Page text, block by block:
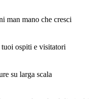
man mano che cresci
ospiti e visitatori
su larga scala